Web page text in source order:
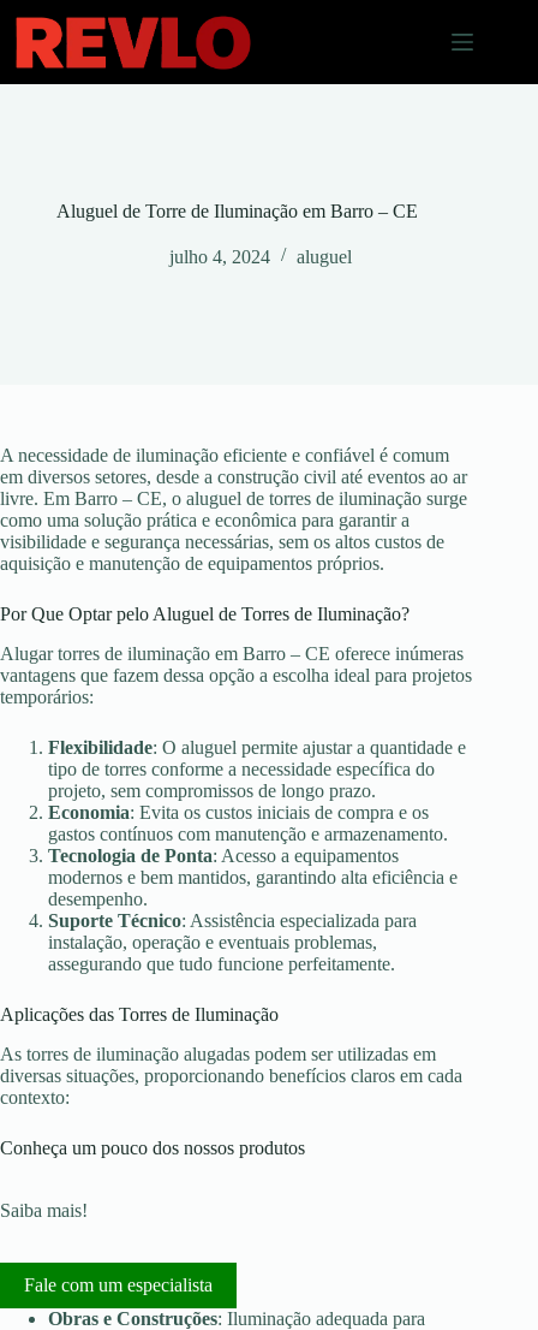
para
conteúdo
Aluguel de Torre de Iluminação em Barro – CE
julho 4, 2024 aluguel
A necessidade de iluminação eficiente e confiável é comum
em diversos setores, desde a construção civil até eventos ao ar
livre. Em Barro – CE, o aluguel de torres de iluminação surge
como uma solução prática e econômica para garantir a
visibilidade e segurança necessárias, sem os altos custos de
aquisição e manutenção de equipamentos próprios.
Por Que Optar pelo Aluguel de Torres de Iluminação?
Alugar torres de iluminação em Barro – CE oferece inúmeras
vantagens que fazem dessa opção a escolha ideal para projetos
temporários:
Flexibilidade: O aluguel permite ajustar a quantidade e
tipo de torres conforme a necessidade específica do
projeto, sem compromissos de longo prazo.
Economia: Evita os custos iniciais de compra e os
gastos contínuos com manutenção e armazenamento.
Tecnologia de Ponta: Acesso a equipamentos
modernos e bem mantidos, garantindo alta eficiência e
desempenho.
Suporte Técnico: Assistência especializada para
instalação, operação e eventuais problemas,
assegurando que tudo funcione perfeitamente.
Aplicações das Torres de Iluminação
As torres de iluminação alugadas podem ser utilizadas em
diversas situações, proporcionando benefícios claros em cada
contexto:
Conheça um pouco dos nossos produtos
Saiba mais!
Fale com um especialista
Obras e Construções: Iluminação adequada para